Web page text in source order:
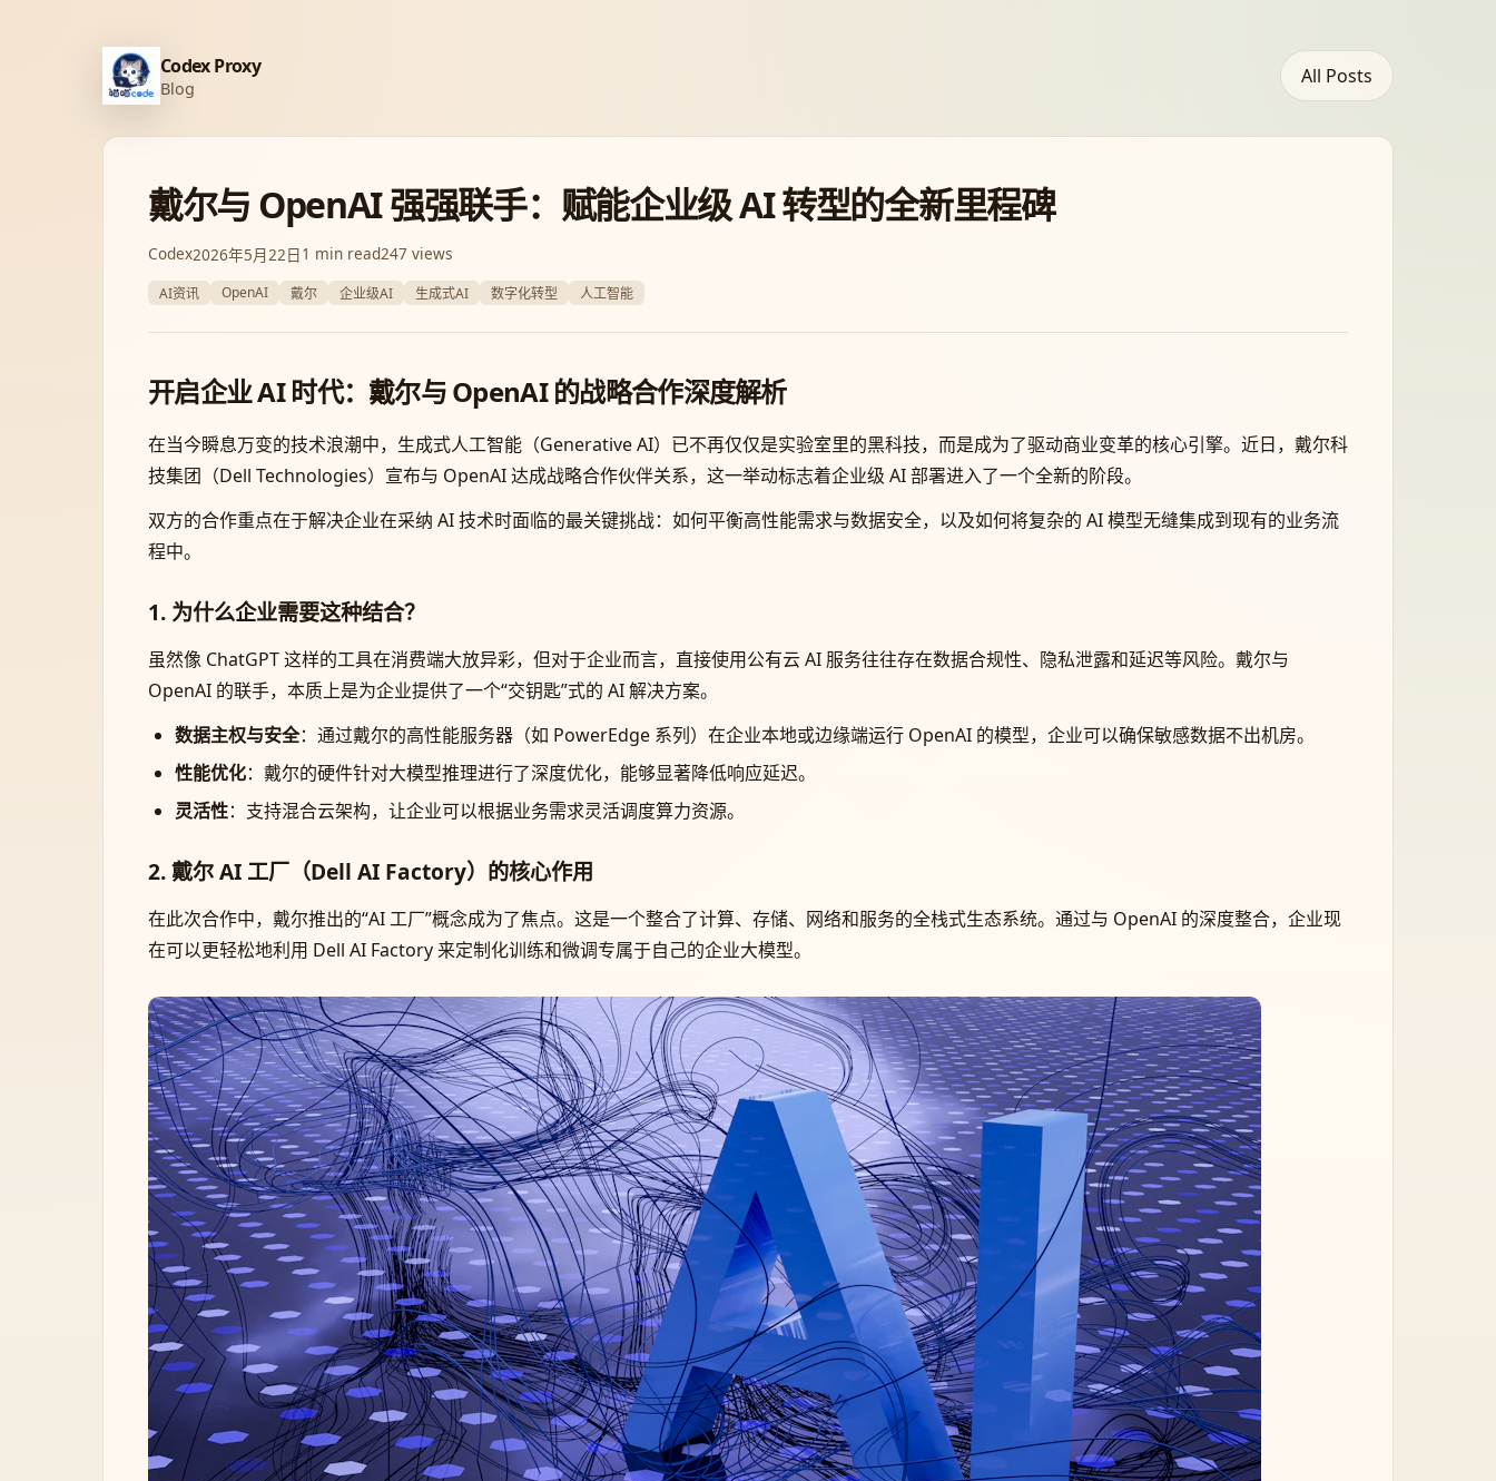
Codex Proxy
Blog All Posts
戴尔与 OpenAI 强强联手：赋能企业级 AI 转型的全新里程碑
Codex2026年5月22日1 min read247 views
AI资讯 OpenAI 戴尔 企业级AI 生成式AI 数字化转型 人工智能
开启企业 AI 时代：戴尔与 OpenAI 的战略合作深度解析
在当今瞬息万变的技术浪潮中，生成式人工智能（Generative AI）已不再仅仅是实验室里的黑科技，而是成为了驱动商业变革的核心引擎。近日，戴尔科
技集团（Dell Technologies）宣布与 OpenAI 达成战略合作伙伴关系，这一举动标志着企业级 AI 部署进入了一个全新的阶段。
双方的合作重点在于解决企业在采纳 AI 技术时面临的最关键挑战：如何平衡高性能需求与数据安全，以及如何将复杂的 AI 模型无缝集成到现有的业务流
程中。
1. 为什么企业需要这种结合？
虽然像 ChatGPT 这样的工具在消费端大放异彩，但对于企业而言，直接使用公有云 AI 服务往往存在数据合规性、隐私泄露和延迟等风险。戴尔与
OpenAI 的联手，本质上是为企业提供了一个“交钥匙”式的 AI 解决方案。
数据主权与安全：通过戴尔的高性能服务器（如 PowerEdge 系列）在企业本地或边缘端运行 OpenAI 的模型，企业可以确保敏感数据不出机房。
性能优化：戴尔的硬件针对大模型推理进行了深度优化，能够显著降低响应延迟。
灵活性：支持混合云架构，让企业可以根据业务需求灵活调度算力资源。
2. 戴尔 AI 工厂（Dell AI Factory）的核心作用
在此次合作中，戴尔推出的“AI 工厂”概念成为了焦点。这是一个整合了计算、存储、网络和服务的全栈式生态系统。通过与 OpenAI 的深度整合，企业现
在可以更轻松地利用 Dell AI Factory 来定制化训练和微调专属于自己的企业大模型。